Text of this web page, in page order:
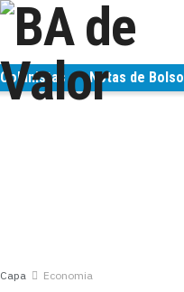
Colunistas Notas de Bolso
Capa Economia